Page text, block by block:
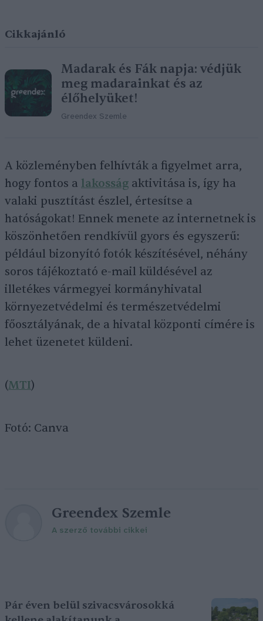
Cikkajánló
Madarak és Fák napja: védjük
meg madarainkat és az
élőhelyüket!
Greendex Szemle
A közleményben felhívták a figyelmet arra,
hogy fontos a lakosság aktivitása is, így ha
valaki pusztítást észlel, értesítse a
hatóságokat! Ennek menete az internetnek is
köszönhetően rendkívül gyors és egyszerű:
például bizonyító fotók készítésével, néhány
soros tájékoztató e-mail küldésével az
illetékes vármegyei kormányhivatal
környezetvédelmi és természetvédelmi
főosztályának, de a hivatal központi címére is
lehet üzenetet küldeni.
(MTI)
Fotó: Canva
Greendex Szemle
A szerző további cikkei
Pár éven belül szivacsvárosokká